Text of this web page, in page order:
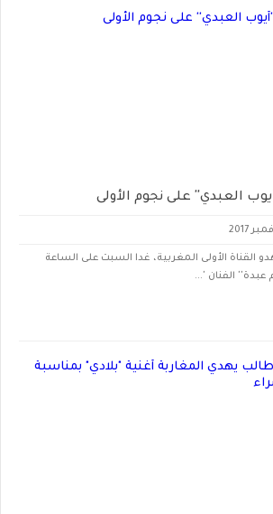
العبدي'' على نجوم الأولى
القناة الأولى المغربية، غدا السبت على الساعة
عبدة'' الفنان '...